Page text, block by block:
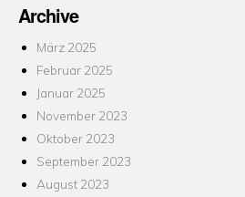
Archive
März 2025
Februar 2025
Januar 2025
November 2023
Oktober 2023
September 2023
August 2023